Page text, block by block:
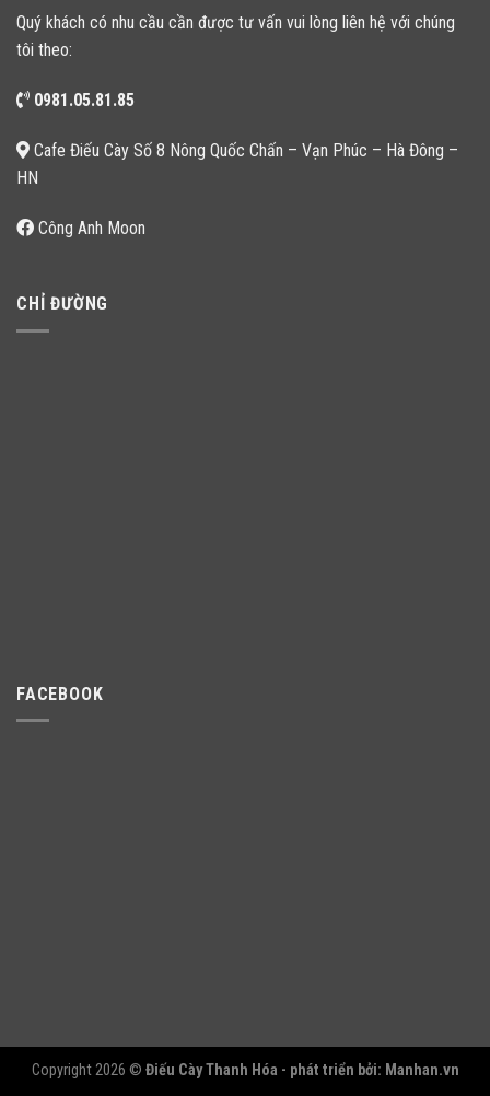
Quý khách có nhu cầu cần được tư vấn vui lòng liên hệ với chúng
tôi theo:
0981.05.81.85
Cafe Điếu Cày Số 8 Nông Quốc Chấn – Vạn Phúc – Hà Đông –
HN
Công Anh Moon
CHỈ ĐƯỜNG
FACEBOOK
Copyright 2026 © Điếu Cày Thanh Hóa - phát triển bởi: Manhan.vn